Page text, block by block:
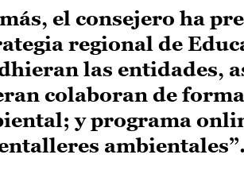
el consejero ha
regional de
las entidades,
colaboran de
y programa
ambientales”.